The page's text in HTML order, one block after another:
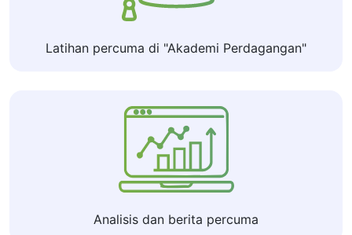
Latihan percuma di "Akademi Perdagangan"
Analisis dan berita percuma